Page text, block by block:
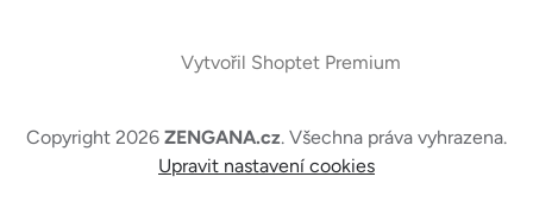
Vytvořil Shoptet Premium
Copyright 2026 ZENGANA.cz. Všechna práva vyhrazena.
Upravit nastavení cookies